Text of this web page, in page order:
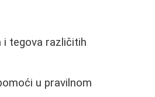
i tegova različitih
u pravilnom